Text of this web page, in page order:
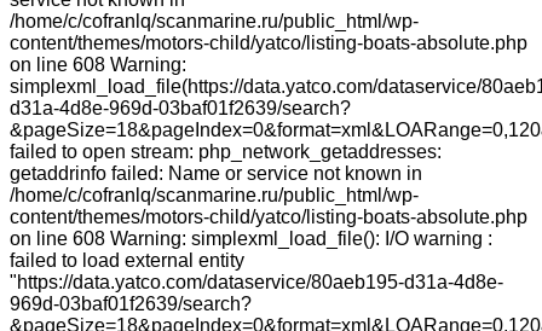
/home/c/cofranlq/scanmarine.ru/public_html/wp-
content/themes/motors-child/yatco/listing-boats-absolute.php
on line 608 Warning:
simplexml_load_file(https://data.yatco.com/dataservice/
d31a-4d8e-969d-03baf01f2639/search?
failed to open stream: php_network_getaddresses:
getaddrinfo failed: Name or service not known in
/home/c/cofranlq/scanmarine.ru/public_html/wp-
content/themes/motors-child/yatco/listing-boats-absolute.php
on line 608 Warning: simplexml_load_file(): I/O warning :
failed to load external entity
"https://data.yatco.com/dataservice/80aeb195-d31a-4d8e-
969d-03baf01f2639/search?